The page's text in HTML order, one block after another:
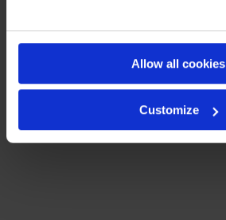
Allow all cookies
Customize